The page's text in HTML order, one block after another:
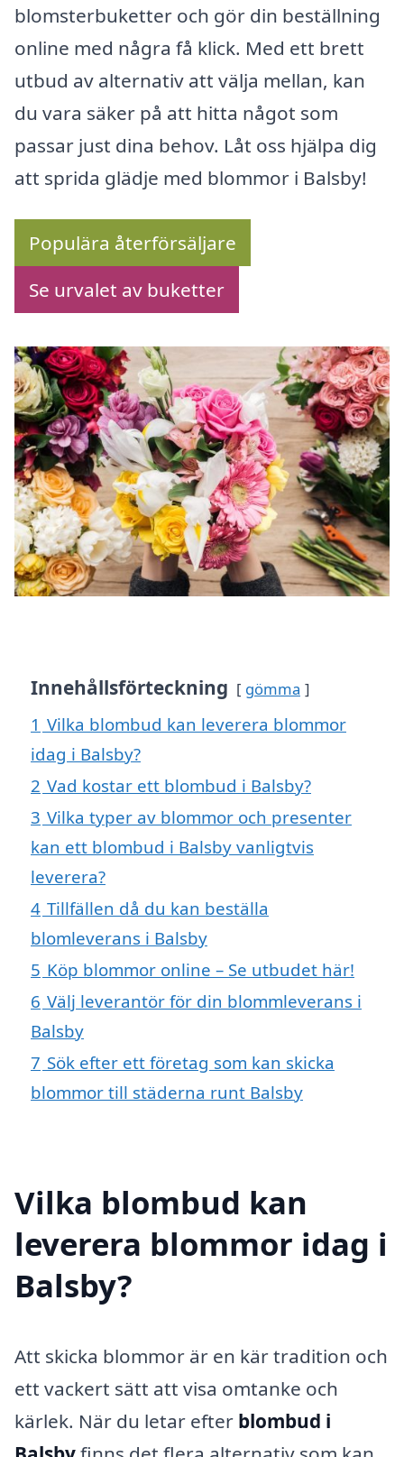
blomsterbuketter och gör din beställning
online med några få klick. Med ett brett
utbud av alternativ att välja mellan, kan
du vara säker på att hitta något som
passar just dina behov. Låt oss hjälpa dig
att sprida glädje med blommor i Balsby!
Populära återförsäljare
Se urvalet av buketter
Innehållsförteckning gömma
1 Vilka blombud kan leverera blommor
idag i Balsby?
2 Vad kostar ett blombud i Balsby?
3 Vilka typer av blommor och presenter
kan ett blombud i Balsby vanligtvis
leverera?
4 Tillfällen då du kan beställa
blomleverans i Balsby
5 Köp blommor online – Se utbudet här!
6 Välj leverantör för din blommleverans i
Balsby
7 Sök efter ett företag som kan skicka
blommor till städerna runt Balsby
Vilka blombud kan
leverera blommor idag i
Balsby?
Att skicka blommor är en kär tradition och
ett vackert sätt att visa omtanke och
kärlek. När du letar efter blombud i